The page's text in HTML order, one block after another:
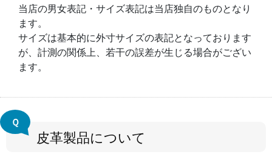
当店の男女表記・サイズ表記は当店独自のものとなり
ます。
サイズは基本的に外寸サイズの表記となっております
が、計測の関係上、若干の誤差が生じる場合がござい
ます。
Ｑ
皮革製品について